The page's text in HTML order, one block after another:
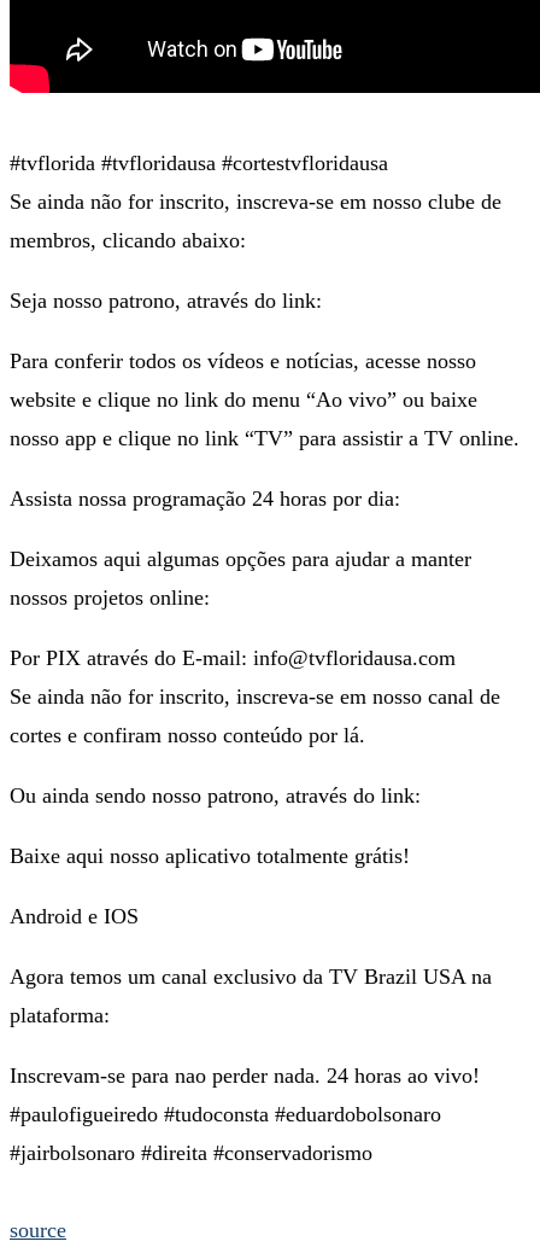
#tvflorida #tvfloridausa #cortestvfloridausa
Se ainda não for inscrito, inscreva-se em nosso clube de
membros, clicando abaixo:
Seja nosso patrono, através do link:
Para conferir todos os vídeos e notícias, acesse nosso
website e clique no link do menu “Ao vivo” ou baixe
nosso app e clique no link “TV” para assistir a TV online.
Assista nossa programação 24 horas por dia:
Deixamos aqui algumas opções para ajudar a manter
nossos projetos online:
Por PIX através do E-mail: info@tvfloridausa.com
Se ainda não for inscrito, inscreva-se em nosso canal de
cortes e confiram nosso conteúdo por lá.
Ou ainda sendo nosso patrono, através do link:
Baixe aqui nosso aplicativo totalmente grátis!
Android e IOS
Agora temos um canal exclusivo da TV Brazil USA na
plataforma:
Inscrevam-se para nao perder nada. 24 horas ao vivo!
#paulofigueiredo #tudoconsta #eduardobolsonaro
#jairbolsonaro #direita #conservadorismo
source